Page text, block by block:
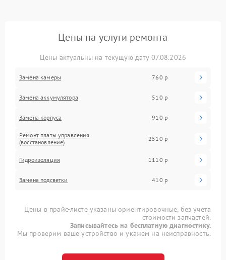
Цены на услуги ремонта
Цены актуальны на текущую дату 07.08.2026
Замена камеры 760 р
Замена аккумулятора 510 р
Замена корпуса 910 р
Ремонт платы управления
(восстановление)
2510 р
Гидроизоляция 1110 р
Замена подсветки 410 р
Цены в прайс-листе указаны ориентировочные, без учета
стоимости запчастей.
Записывайтесь на бесплатную диагностику.
Мы проверим ваше устройство и укажем на неисправность.